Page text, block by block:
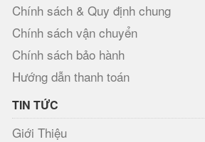
Chính sách & Quy định chung
Chính sách vận chuyển
Chính sách bảo hành
Hướng dẫn thanh toán
TIN TỨC
Giới Thiệu